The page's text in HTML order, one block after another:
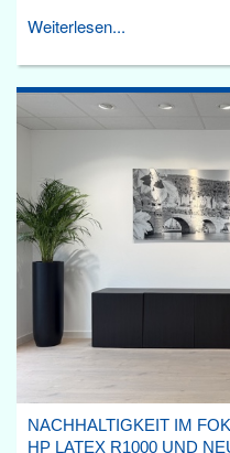
Weiterlesen...
NACHHALTIGKEIT IM
HP LATEX R1000 UND